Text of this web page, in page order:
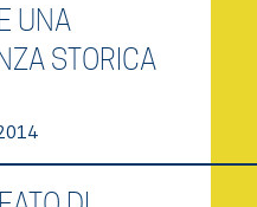
UNA
STORICA